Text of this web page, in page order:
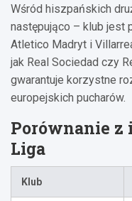
Wśród hiszpańskich
następująco – klub jest
Atletico Madryt i
jak Real Sociedad czy
gwarantuje korzystne
europejskich pucharów.
Porównanie
Liga
Klub